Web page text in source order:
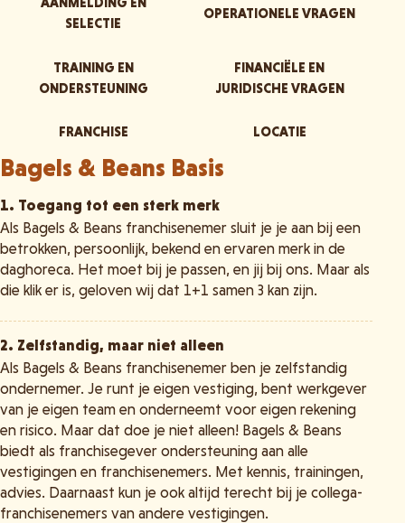
SELECTIE
OPERATIONELE VRAGEN
TRAINING EN
ONDERSTEUNING
FINANCIËLE EN
JURIDISCHE VRAGEN
FRANCHISE LOCATIE
Bagels & Beans Basis
1. Toegang tot een sterk merk
Als Bagels & Beans franchisenemer sluit je je aan bij een
betrokken, persoonlijk, bekend en ervaren merk in de
daghoreca. Het moet bij je passen, en jij bij ons. Maar als
die klik er is, geloven wij dat 1+1 samen 3 kan zijn.
2. Zelfstandig, maar niet alleen
Als Bagels & Beans franchisenemer ben je zelfstandig
ondernemer. Je runt je eigen vestiging, bent werkgever
van je eigen team en onderneemt voor eigen rekening
en risico. Maar dat doe je niet alleen! Bagels & Beans
biedt als franchisegever ondersteuning aan alle
vestigingen en franchisenemers. Met kennis, trainingen,
advies. Daarnaast kun je ook altijd terecht bij je collega-
franchisenemers van andere vestigingen.